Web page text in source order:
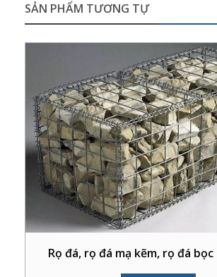
SẢN PHẨM TƯƠNG TỰ
Rọ đá, rọ đá mạ kẽm, rọ đá bọc